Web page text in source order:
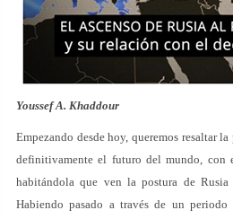
Youssef A. Khaddour
Empezando desde hoy, queremos resaltar
definitivamente el futuro del mundo, con
habitándola que ven la postura de
Habiendo pasado a través de un